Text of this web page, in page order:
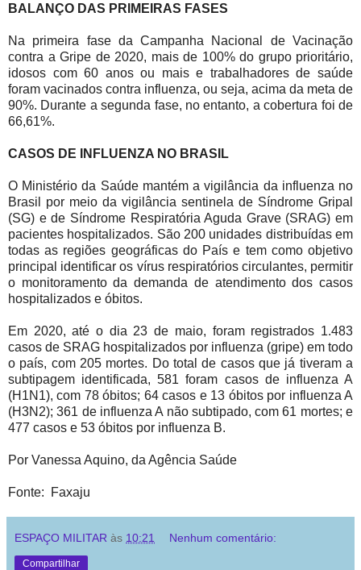
BALANÇO DAS PRIMEIRAS FASES
Na primeira fase da Campanha Nacional de Vacinação
contra a Gripe de 2020, mais de 100% do grupo prioritário,
idosos com 60 anos ou mais e trabalhadores de saúde
foram vacinados contra influenza, ou seja, acima da meta de
90%. Durante a segunda fase, no entanto, a cobertura foi de
66,61%.
CASOS DE INFLUENZA NO BRASIL
O Ministério da Saúde mantém a vigilância da influenza no
Brasil por meio da vigilância sentinela de Síndrome Gripal
(SG) e de Síndrome Respiratória Aguda Grave (SRAG) em
pacientes hospitalizados. São 200 unidades distribuídas em
todas as regiões geográficas do País e tem como objetivo
principal identificar os vírus respiratórios circulantes, permitir
o monitoramento da demanda de atendimento dos casos
hospitalizados e óbitos.
Em 2020, até o dia 23 de maio, foram registrados 1.483
casos de SRAG hospitalizados por influenza (gripe) em todo
o país, com 205 mortes. Do total de casos que já tiveram a
subtipagem identificada, 581 foram casos de influenza A
(H1N1), com 78 óbitos; 64 casos e 13 óbitos por influenza A
(H3N2); 361 de influenza A não subtipado, com 61 mortes; e
477 casos e 53 óbitos por influenza B.
Por Vanessa Aquino, da Agência Saúde
Fonte: Faxaju
ESPAÇO MILITAR às 10:21 Nenhum comentário:
Compartilhar